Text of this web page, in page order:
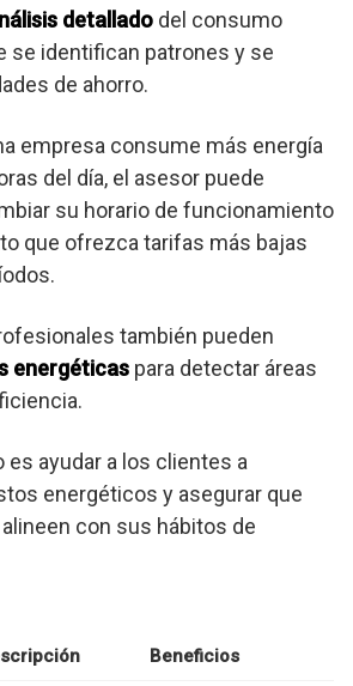
detallado del consumo
se identifican patrones y se
de ahorro.
empresa consume más energía
del día, el asesor puede
su horario de funcionamiento
que ofrezca tarifas más bajas
también pueden
energéticas para detectar áreas
es ayudar a los clientes a
energéticos y asegurar que
con sus hábitos de
Beneficios